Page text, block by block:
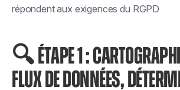
répondent aux exigences du RGPD
🔍 ÉTAPE 1 :
FLUX DE DONNÉES,